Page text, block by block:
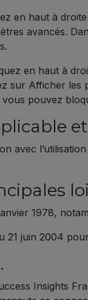
en haut à
avancés.
en haut à
sur Afficher les
vous pouvez
avec
1978,
21 juin 2004
Insights